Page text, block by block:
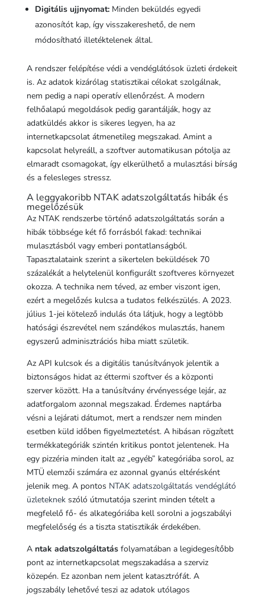
Digitális ujjnyomat:Minden beküldés egyedi
azonosítót kap, így visszakereshető, de nem
módosítható illetéktelenek által.
A rendszer felépítése védi a vendéglátósok üzleti érdekeit
is. Az adatok kizárólag statisztikai célokat szolgálnak,
nem pedig a napi operatív ellenőrzést. A modern
felhőalapú megoldások pedig garantálják, hogy az
adatküldés akkor is sikeres legyen, ha az
internetkapcsolat átmenetileg megszakad. Amint a
kapcsolat helyreáll, a szoftver automatikusan pótolja az
elmaradt csomagokat, így elkerülhető a mulasztási bírság
és a felesleges stressz.
A leggyakoribb NTAK adatszolgáltatás hibák és
megelőzésük
Az NTAK rendszerbe történő adatszolgáltatás során a
hibák többsége két fő forrásból fakad: technikai
mulasztásból vagy emberi pontatlanságból.
Tapasztalataink szerint a sikertelen beküldések 70
százalékát a helytelenül konfigurált szoftveres környezet
okozza. A technika nem téved, az ember viszont igen,
ezért a megelőzés kulcsa a tudatos felkészülés. A 2023.
július 1-jei kötelező indulás óta látjuk, hogy a legtöbb
hatósági észrevétel nem szándékos mulasztás, hanem
egyszerű adminisztrációs hiba miatt születik.
Az API kulcsok és a digitális tanúsítványok jelentik a
biztonságos hidat az éttermi szoftver és a központi
szerver között. Ha a tanúsítvány érvényessége lejár, az
adatforgalom azonnal megszakad. Érdemes naptárba
vésni a lejárati dátumot, mert a rendszer nem minden
esetben küld időben figyelmeztetést. A hibásan rögzített
termékkategóriák szintén kritikus pontot jelentenek. Ha
egy pizzéria minden italt az „egyéb” kategóriába sorol, az
MTÜ elemzői számára ez azonnal gyanús eltérésként
jelenik meg. A pontos NTAK adatszolgáltatás vendéglátó
üzleteknekszóló útmutatója szerint minden tételt a
megfelelő fő- és alkategóriába kell sorolni a jogszabályi
megfelelőség és a tiszta statisztikák érdekében.
A ntak adatszolgáltatásfolyamatában a legidegesítőbb
pont az internetkapcsolat megszakadása a szerviz
közepén. Ez azonban nem jelent katasztrófát. A
jogszabály lehetővé teszi az adatok utólagos